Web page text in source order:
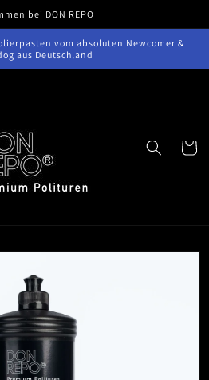
bei DON REPO
vom absoluten Newcomer &
aus Deutschland